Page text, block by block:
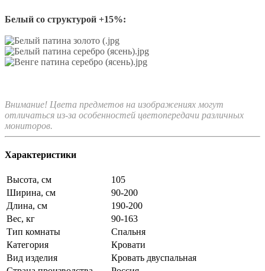
Белый со структурой +15%:
Внимание! Цвета предметов на изображениях могут
отличаться из-за особенностей цветопередачи различных
мониторов.
Характеристики
Высота, см
105
Ширина, см
90-200
Длина, см
190-200
Вес, кг
90-163
Тип комнаты
Спальня
Категория
Кровати
Вид изделия
Кровать двуспальная